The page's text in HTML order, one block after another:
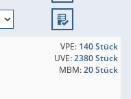
VPE: 140 Stück
UVE:2380 Stück
MBM:20 Stück